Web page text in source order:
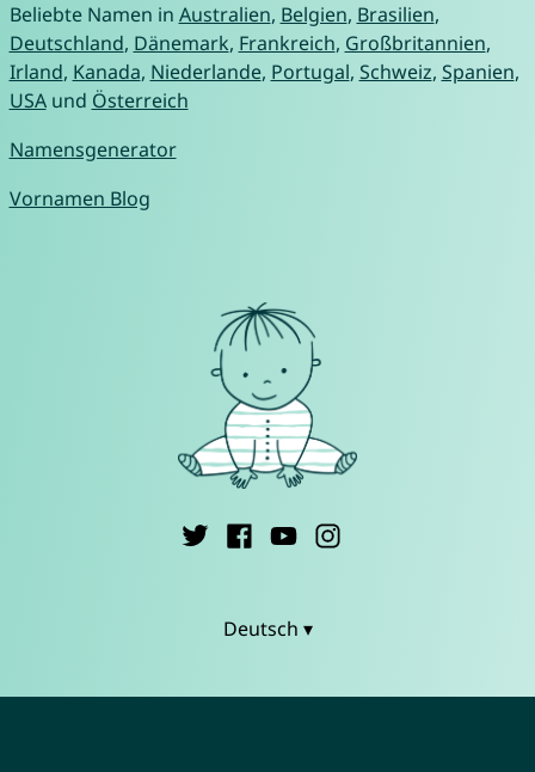
Beliebte Namen in Australien, Belgien, Brasilien,
Deutschland, Dänemark, Frankreich, Großbritannien,
Irland, Kanada, Niederlande, Portugal, Schweiz, Spanien,
USAund Österreich
Namensgenerator
Vornamen Blog
Deutsch ▾